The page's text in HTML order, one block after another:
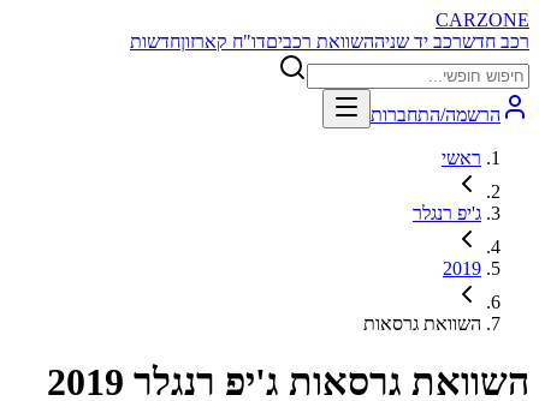
CARZONE
רכב חדשרכב יד שניההשוואת רכביםדו"ח קארזוןחדשות
הרשמה/התחברות
ראשי
ג'יפ רנגלר
2019
השוואת גרסאות
השוואת גרסאות ג'יפ רנגלר 2019